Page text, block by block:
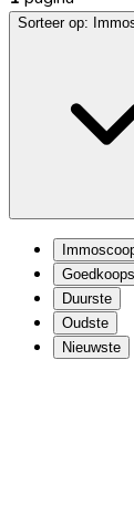
Sorteer op:
Duurste
Oudste
Nieuwste